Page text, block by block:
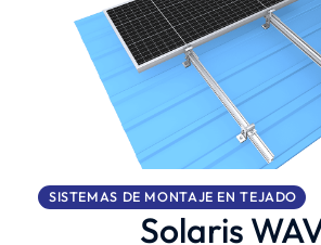
SISTEMAS DE MONTAJE EN TEJADO
Solaris